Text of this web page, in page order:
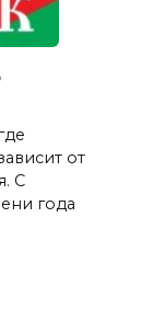
от
С
года